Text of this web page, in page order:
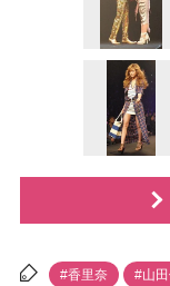
#香里奈 #山